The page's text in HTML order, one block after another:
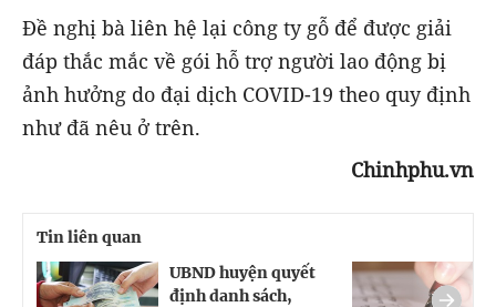
Đề nghị bà liên hệ lại công ty gỗ để được giải
đáp thắc mắc về gói hỗ trợ người lao động bị
ảnh hưởng do đại dịch COVID-19 theo quy định
như đã nêu ở trên.
Chinhphu.vn
Tin liên quan
UBND huyện quyết
định danh sách,